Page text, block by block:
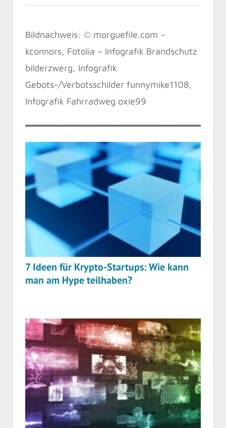
Bildnachweis: © morguefile.com –
kconnors, Fotolia – Infografik Brandschutz
bilderzwerg, Infografik
Gebots-/Verbotsschilder funnymike1108,
Infografik Fahrradweg oxie99
7 Ideen für Krypto-Startups: Wie kann
man am Hype teilhaben?